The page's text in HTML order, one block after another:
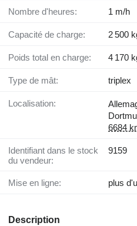
Nombre d'heures: 1 m/h
Capacité de charge: 2 500
Poids total en charge: 4 170
Type de mât: triplex
Localisation:
6684
Identifiant dans le stock
du vendeur:
9159
Mise en ligne: plus
Description